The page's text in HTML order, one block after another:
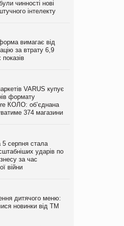
чинності нові
інтелекту
вимагає від
за втрату 6,9
VARUS купує
формату
КОЛО: об’єднана
374 магазини
5 серпня стала
ударів по
за час
війни
дитячого меню:
новинки від ТМ
VARUS купує
формату
серпня стала
війни
дитячого меню:
заморожені
на
Дніпрі пошкоджено
чинності нові
інтелекту
вимагає від
за втрату 6,9
понад $1 млрд на
продуктів
найбільшу